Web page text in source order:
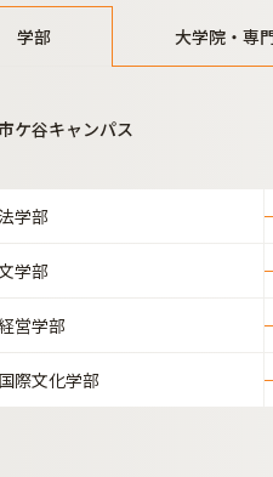
学部 大学院・専
ケ谷キャンパス
学部
学部
営学部
国際文化学部